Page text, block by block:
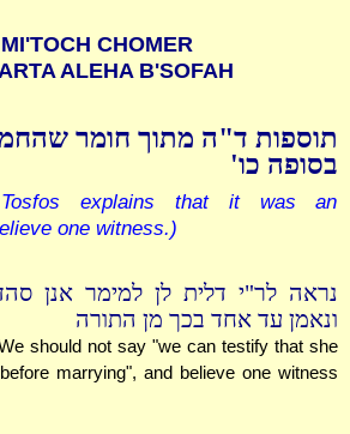
CHOMER
ALEHA B'SOFAH
תוספות ד"ה מתוך חומר
בסופה כו'
explains that it was an
one witness.)
נראה לר"י דלית לן למימר אנן
ונאמן עד אחד בכך מן התורה
should not say "we can testify that she
marrying", and believe one witness